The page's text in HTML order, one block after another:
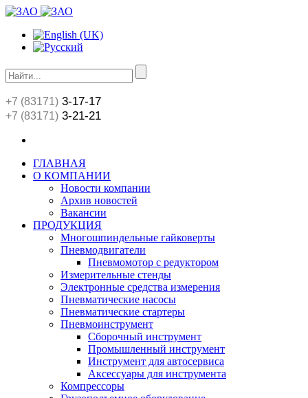
+7 (83171) 3-17-17
+7 (83171) 3-21-21
ГЛАВНАЯ
О КОМПАНИИ
Новости компании
Архив новостей
Вакансии
ПРОДУКЦИЯ
Многошпиндельные гайковерты
Пневмодвигатели
Пневмомотор с редуктором
Измерительные стенды
Электронные средства измерения
Пневматические насосы
Пневматические стартеры
Пневмоинструмент
Сборочный инструмент
Промышленный инструмент
Инструмент для автосервиса
Аксессуары для инструмента
Компрессоры